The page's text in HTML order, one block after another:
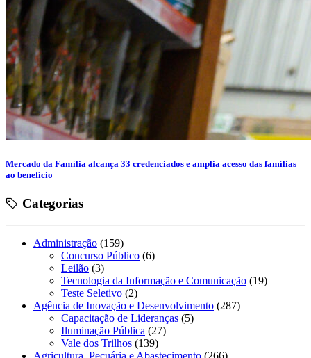
Mercado da Família alcança 33 credenciados e amplia acesso das famílias
ao benefício
Categorias
Administração (159)
Concurso Público (6)
Leilão (3)
Tecnologia da Informação e Comunicação (19)
Teste Seletivo (2)
Agência de Inovação e Desenvolvimento (287)
Capacitação de Lideranças (5)
Iluminação Pública (27)
Vale dos Trilhos (139)
Agricultura, Pecuária e Abastecimento (266)